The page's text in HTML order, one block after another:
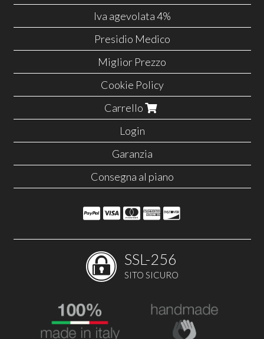
Iva agevolata 4%
Presidio Medico
Miglior Prezzo
Cookie Policy
Carrello
Login
Garanzia
Consegna al piano
SSL-256
SITO SICURO